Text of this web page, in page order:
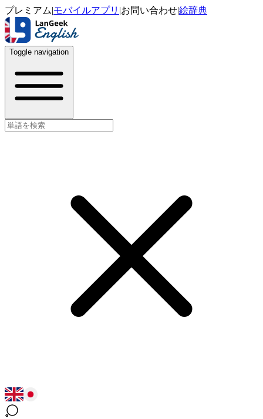
プレミアム|モバイルアプリ |お問い合わせ|絵辞典
Toggle navigation